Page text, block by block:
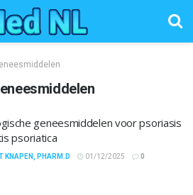
geneesmiddelen voor psoriasis
psoriatica
KNAPEN, PHARM.D 01/12/2025 0